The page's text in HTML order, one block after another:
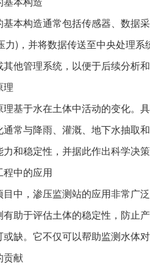
基本构造通常包括传感器、数据
力)，并将数据传送至中央处理
他管理系统，以便于后续分析和
理
基于水在土体中活动的变化。
常与降雨、灌溉、地下水抽取
和稳定性，并据此作出科学决策
中的应用
中，渗压监测站的应用非常广
助于评估土体的稳定性，防止
缺。它不仅可以帮助监测水体
贡献